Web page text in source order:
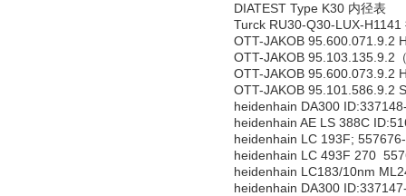
DIATEST Type K30 内径表
Turck RU30-Q30-LUX-H1141
OTT-JAKOB 95.600.071.9.2
OTT-JAKOB 95.103.135.9.2
OTT-JAKOB 95.600.073.9.2
OTT-JAKOB 95.101.586.9.2
heidenhain DA300
heidenhain AE LS 388C
heidenhain LC 193F;
heidenhain LC 493F 270
heidenhain LC183/10nm
heidenhain DA300